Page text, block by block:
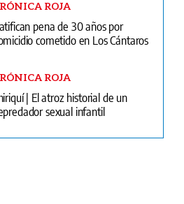
ROJA
| El atroz historial de un
sexual infantil